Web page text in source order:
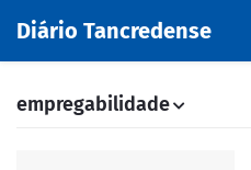
Diário Tancredense
empregabilidade